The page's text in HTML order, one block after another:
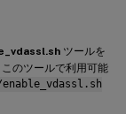
ツールを
のツールで利用可能